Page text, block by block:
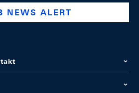
NEWS ALERT